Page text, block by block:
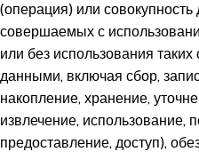
(операция) или
совершаемых с
или без использования
данными, включая сбор,
накопление, хранение,
извлечение, использование,
предоставление, доступ),